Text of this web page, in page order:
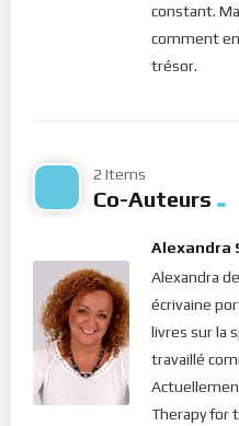
accueillir son message de ce
Bonne méditation.
constant.
comment
trésor.
2 Items
Co-Auteurs
Alexandra
Alexandra
écrivaine
livres sur la
travaillé
Therapy for